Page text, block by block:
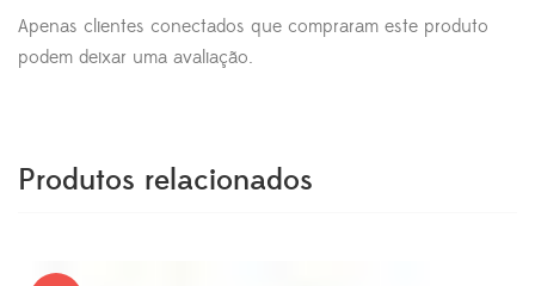
Apenas clientes conectados que compraram este produto
podem deixar uma avaliação.
Produtos relacionados